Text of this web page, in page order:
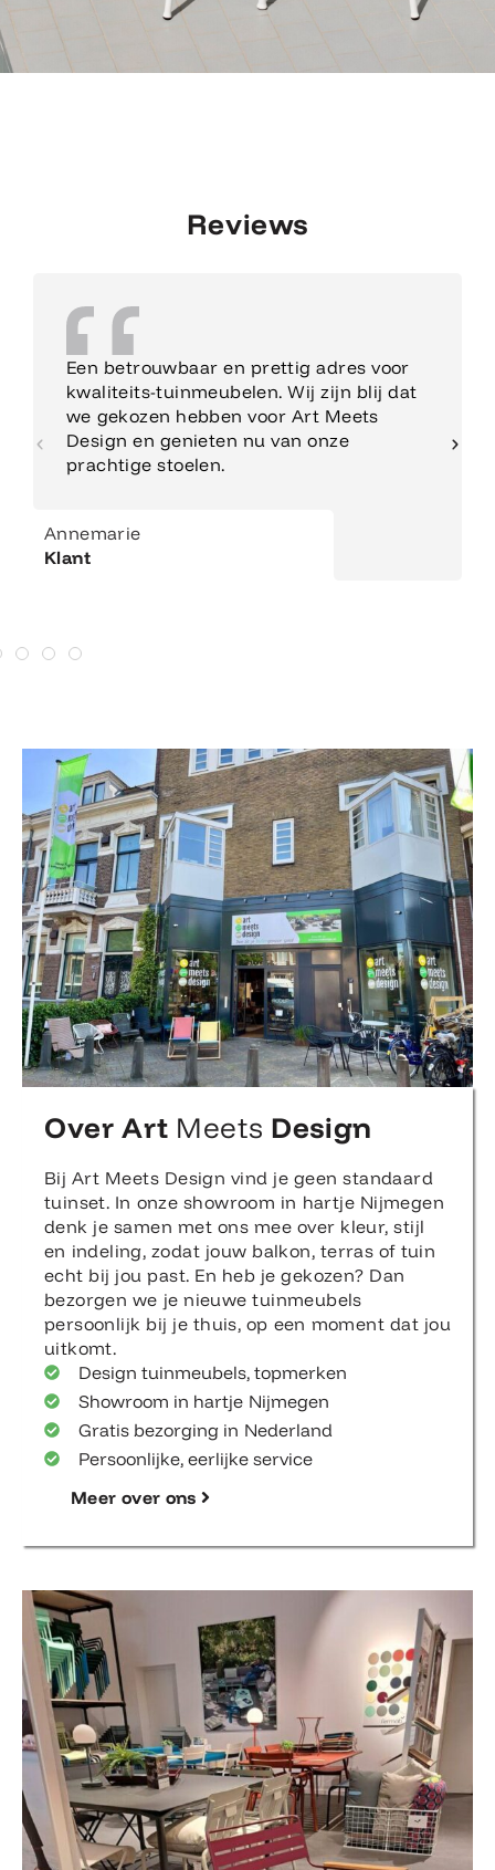
Reviews
Een betrouwbaar en prettig adres voor
kwaliteits-tuinmeubelen. Wij zijn blij dat
we gekozen hebben voor Art Meets
Design en genieten nu van onze
prachtige stoelen.
Annemarie
Klant
Over Art Meets Design
Bij Art Meets Design vind je geen standaard
tuinset. In onze showroom in hartje Nijmegen
denk je samen met ons mee over kleur, stijl
en indeling, zodat jouw balkon, terras of tuin
echt bij jou past. En heb je gekozen? Dan
bezorgen we je nieuwe tuinmeubels
persoonlijk bij je thuis, op een moment dat jou
uitkomt.
Design tuinmeubels, topmerken
Showroom in hartje Nijmegen
Gratis bezorging in Nederland
Persoonlijke, eerlijke service
Meer over ons